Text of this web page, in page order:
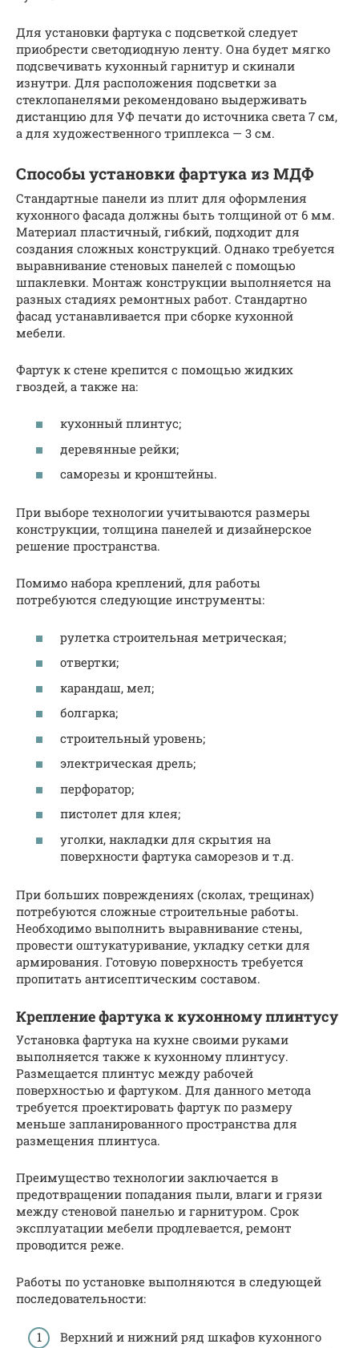
Для установки фартука с подсветкой следует
приобрести светодиодную ленту. Она будет мягко
подсвечивать кухонный гарнитур и скинали
изнутри. Для расположения подсветки за
стеклопанелями рекомендовано выдерживать
дистанцию для УФ печати до источника света 7 см,
а для художественного триплекса — 3 см.
Способы установки фартука из МДФ
Стандартные панели из плит для оформления
кухонного фасада должны быть толщиной от 6 мм.
Материал пластичный, гибкий, подходит для
создания сложных конструкций. Однако требуется
выравнивание стеновых панелей с помощью
шпаклевки. Монтаж конструкции выполняется на
разных стадиях ремонтных работ. Стандартно
фасад устанавливается при сборке кухонной
мебели.
Фартук к стене крепится с помощью жидких
гвоздей, а также на:
кухонный плинтус;
деревянные рейки;
саморезы и кронштейны.
При выборе технологии учитываются размеры
конструкции, толщина панелей и дизайнерское
решение пространства.
Помимо набора креплений, для работы
потребуются следующие инструменты:
рулетка строительная метрическая;
отвертки;
карандаш, мел;
болгарка;
строительный уровень;
электрическая дрель;
перфоратор;
пистолет для клея;
уголки, накладки для скрытия на
поверхности фартука саморезов и т.д.
При больших повреждениях (сколах, трещинах)
потребуются сложные строительные работы.
Необходимо выполнить выравнивание стены,
провести оштукатуривание, укладку сетки для
армирования. Готовую поверхность требуется
пропитать антисептическим составом.
Крепление фартука к кухонному плинтусу
Установка фартука на кухне своими руками
выполняется также к кухонному плинтусу.
Размещается плинтус между рабочей
поверхностью и фартуком. Для данного метода
требуется проектировать фартук по размеру
меньше запланированного пространства для
размещения плинтуса.
Преимущество технологии заключается в
предотвращении попадания пыли, влаги и грязи
между стеновой панелью и гарнитуром. Срок
эксплуатации мебели продлевается, ремонт
проводится реже.
Работы по установке выполняются в следующей
последовательности:
Верхний и нижний ряд шкафов кухонного